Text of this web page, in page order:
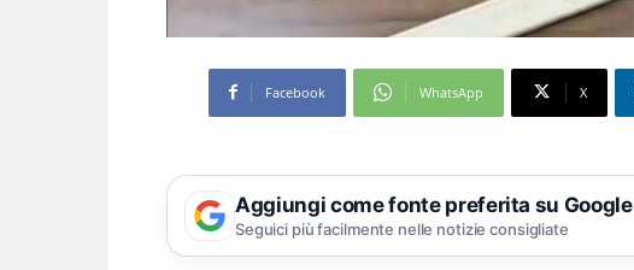
Facebook WhatsApp X
Aggiungi come fonte preferita su Google
Seguici più facilmente nelle notizie consigliate